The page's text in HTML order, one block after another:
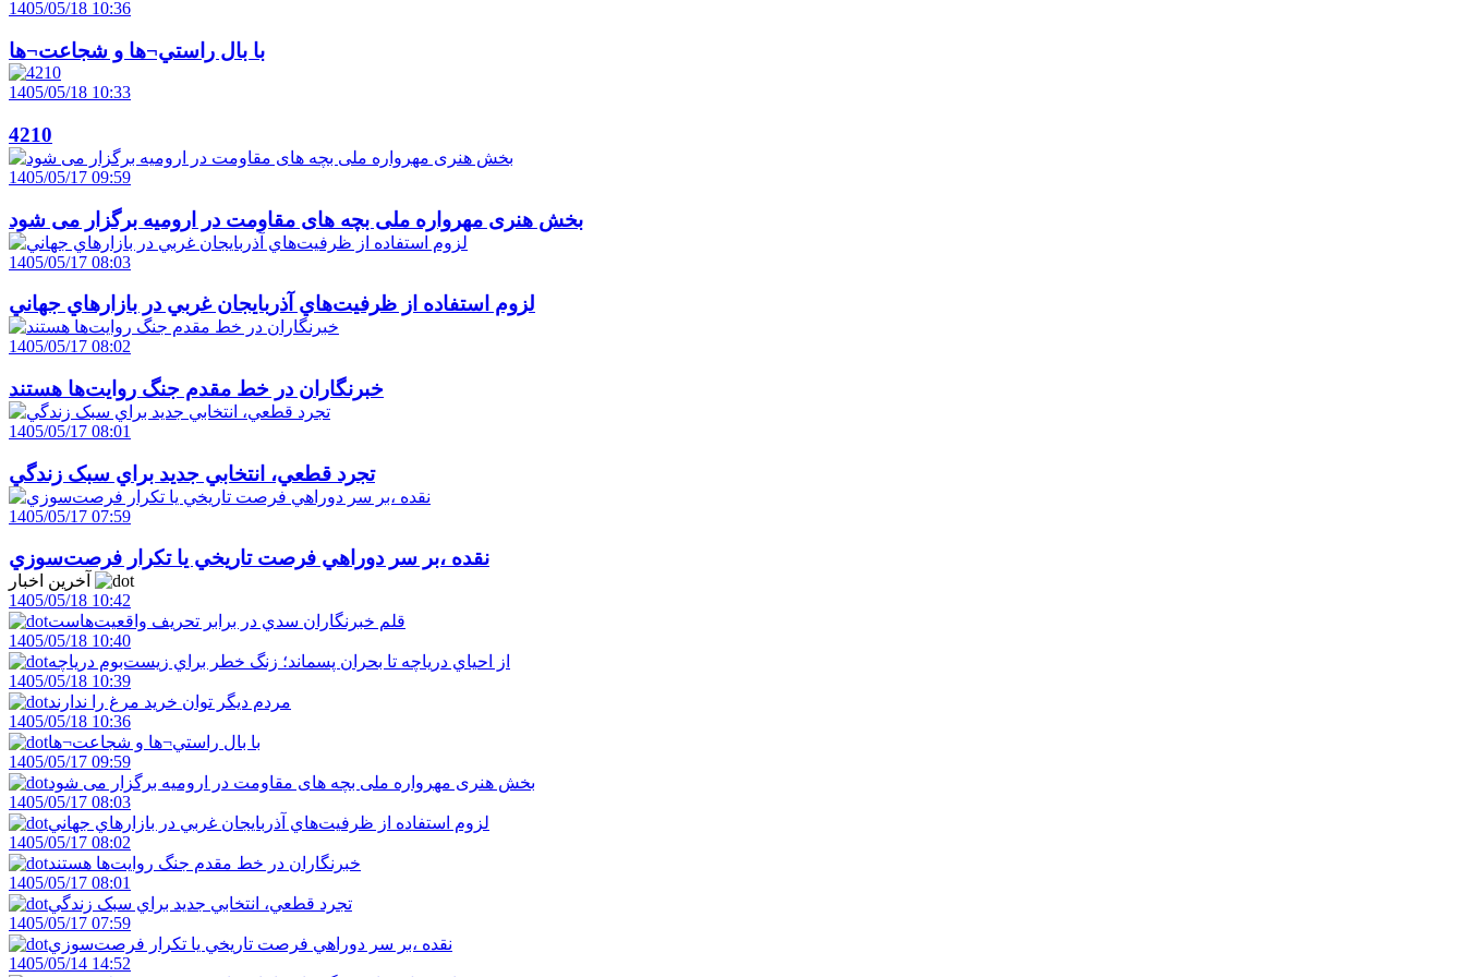
1405/05/18 10:36
با بال راستي¬ها و شجاعت¬ها
1405/05/18 10:33
4210
1405/05/17 09:59
بخش هنری مهرواره ملی بچه های مقاومت در ارومیه برگزار می شود
1405/05/17 08:03
لزوم استفاده از ظرفيت‌هاي آذربايجان غربي در بازارهاي جهاني
1405/05/17 08:02
خبرنگاران در خط مقدم جنگ روايت‌ها هستند
1405/05/17 08:01
تجرد قطعي، انتخابي جديد براي سبک زندگي
1405/05/17 07:59
نقده ،بر سر دوراهي فرصت تاريخي يا تکرار فرصت‌سوزي
1405/05/18 10:42
قلم خبرنگاران سدي در برابر تحريف واقعيت‌هاست
1405/05/18 10:40
از احياي درياچه تا بحران پسماند؛ زنگ خطر براي زيست‌بوم درياچه
1405/05/18 10:39
مردم ديگر توان خريد مرغ را ندارند
1405/05/18 10:36
با بال راستي¬ها و شجاعت¬ها
1405/05/17 09:59
بخش هنری مهرواره ملی بچه های مقاومت در ارومیه برگزار می شود
1405/05/17 08:03
لزوم استفاده از ظرفيت‌هاي آذربايجان غربي در بازارهاي جهاني
1405/05/17 08:02
خبرنگاران در خط مقدم جنگ روايت‌ها هستند
1405/05/17 08:01
تجرد قطعي، انتخابي جديد براي سبک زندگي
1405/05/17 07:59
نقده ،بر سر دوراهي فرصت تاريخي يا تکرار فرصت‌سوزي
1405/05/14 14:52